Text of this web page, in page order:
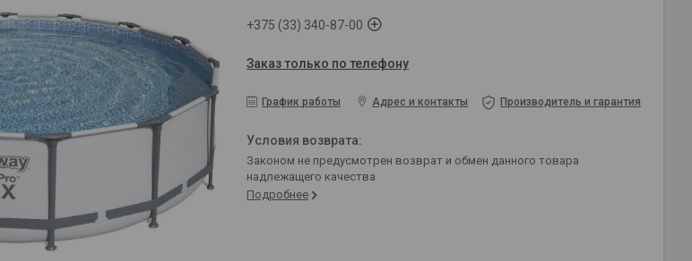
+375 (33) 340-87-00
Заказ только по телефону
График работы Адрес и контакты Производитель и гарантия
Законом не предусмотрен возврат и обмен данного товара
надлежащего качества
Подробнее